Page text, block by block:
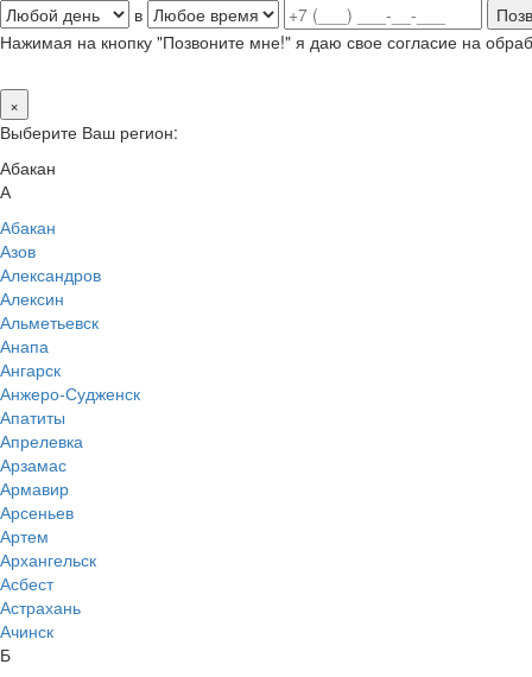
в
Нажимая на кнопку "Позвоните мне!" я даю свое согласие на
×
Выберите Ваш регион:
Абакан
А
Абакан
Азов
Александров
Алексин
Альметьевск
Анапа
Ангарск
Анжеро-Судженск
Апатиты
Апрелевка
Арзамас
Армавир
Арсеньев
Артем
Архангельск
Асбест
Астрахань
Ачинск
Б